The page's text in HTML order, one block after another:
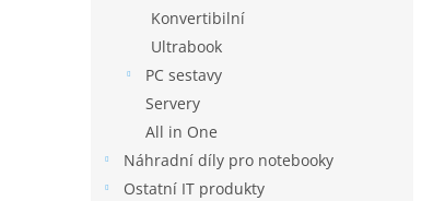
Konvertibilní
Ultrabook
PC sestavy
Servery
All in One
Náhradní díly pro notebooky
Ostatní IT produkty